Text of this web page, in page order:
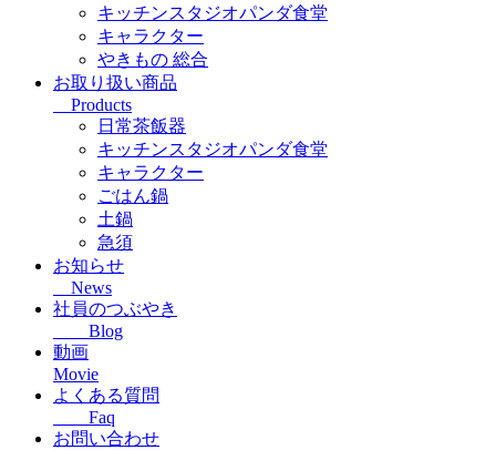
キッチンスタジオパンダ食堂
キャラクター
やきもの 総合
お取り扱い商品
Products
日常茶飯器
キッチンスタジオパンダ食堂
キャラクター
ごはん鍋
土鍋
急須
お知らせ
News
社員のつぶやき
Blog
動画
Movie
よくある質問
Faq
お問い合わせ